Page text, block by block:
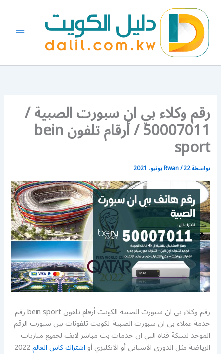
المحتوى
رقم وكلاء بي ان سبورت الصبية /
50007011 / أرقام تلفون bein
sport
بواسطة Rwan/22 يونيو، 2021
رقم وكلاء بي ان سبورت الصبية الكويت أرقام تلفون bein sport رقم
خدمة عملاء بي ان سبورت الصبية الكويت تلفونات بين سبورت الرقم
الموحد لشبكة قناة البي ان خدمات بث مباشر لايف لجميع مباريات
الرياضة مثل الدوري الاسباني أو الانكليزي أواشتراك كاس العالم2022